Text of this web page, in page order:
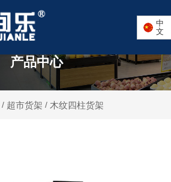
中
文
产品中心
/ 超市货架 / 木纹四柱货架